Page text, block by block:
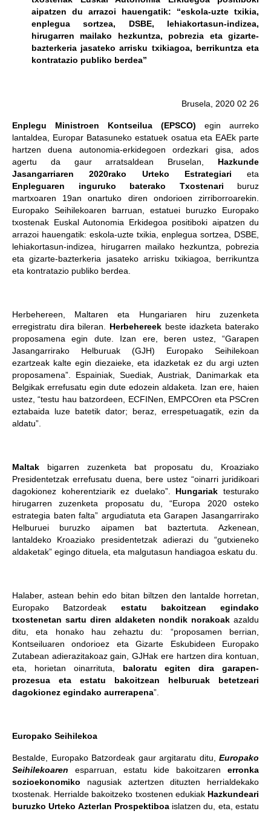
aipatzen du arrazoi hauengatik: “eskola-uzte txikia,
enplegua sortzea, DSBE, lehiakortasun-indizea,
hirugarren mailako hezkuntza, pobrezia eta gizarte-
bazterkeria jasateko arrisku txikiagoa, berrikuntza eta
kontratazio publiko berdea”
Brusela, 2020 02 26
Enplegu Ministroen Kontseilua (EPSCO) egin aurreko
lantaldea, Europar Batasuneko estatuek osatua eta EAEk parte
hartzen duena autonomia-erkidegoen ordezkari gisa, ados
agertu da gaur arratsaldean Bruselan, Hazkunde
Jasangarriaren 2020rako Urteko Estrategiari eta
Enpleguaren inguruko baterako Txostenari buruz
martxoaren 19an onartuko diren ondorioen zirriborroarekin.
Europako Seihilekoaren barruan, estatuei buruzko Europako
txostenak Euskal Autonomia Erkidegoa positiboki aipatzen du
arrazoi hauengatik: eskola-uzte txikia, enplegua sortzea, DSBE,
lehiakortasun-indizea, hirugarren mailako hezkuntza, pobrezia
eta gizarte-bazterkeria jasateko arrisku txikiagoa, berrikuntza
eta kontratazio publiko berdea.
Herbehereen, Maltaren eta Hungariaren hiru zuzenketa
erregistratu dira bileran. Herbehereek beste idazketa baterako
proposamena egin dute. Izan ere, beren ustez, “Garapen
Jasangarrirako Helburuak (GJH) Europako Seihilekoan
ezartzeak kalte egin diezaieke, eta idazketak ez du argi uzten
proposamena”. Espainiak, Suediak, Austriak, Danimarkak eta
Belgikak errefusatu egin dute edozein aldaketa. Izan ere, haien
ustez, “testu hau batzordeen, ECFINen, EMPCOren eta PSCren
eztabaida luze batetik dator; beraz, errespetuagatik, ezin da
aldatu”.
Maltak bigarren zuzenketa bat proposatu du, Kroaziako
Presidentetzak errefusatu duena, bere ustez “oinarri juridikoari
dagokionez koherentziarik ez duelako”. Hungariaktesturako
hirugarren zuzenketa proposatu du, “Europa 2020 osteko
estrategia baten falta” argudiatuta eta Garapen Jasangarrirako
Helburuei buruzko aipamen bat baztertuta. Azkenean,
lantaldeko Kroaziako presidentetzak adierazi du “gutxieneko
aldaketak” egingo dituela, eta malgutasun handiagoa eskatu du.
Halaber, astean behin edo bitan biltzen den lantalde horretan,
Europako Batzordeak estatu bakoitzean egindako
txostenetan sartu diren aldaketen nondik norakoak azaldu
ditu, eta honako hau zehaztu du: “proposamen berrian,
Kontseiluaren ondorioez eta Gizarte Eskubideen Europako
Zutabean adierazitakoaz gain, GJHak ere hartzen dira kontuan,
eta, horietan oinarrituta,
baloratu egiten dira garapen-
prozesua eta estatu bakoitzean helburuak betetzeari
dagokionez egindako aurrerapena”.
Europako Seihilekoa
Bestalde, Europako Batzordeak gaur argitaratu ditu, Europako
Seihilekoaren esparruan, estatu kide bakoitzaren erronka
sozioekonomiko nagusiak aztertzen dituzten herrialdekako
txostenak. Herrialde bakoitzeko txostenen edukiak Hazkundeari
buruzko Urteko Azterlan Prospektiboaislatzen du, eta, estatu